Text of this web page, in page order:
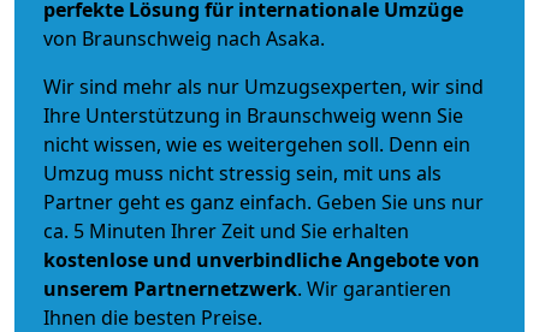
perfekte Lösung für internationale Umzüge
von Braunschweig nach Asaka.
Wir sind mehr als nur Umzugsexperten, wir sind
Ihre Unterstützung in Braunschweig wenn Sie
nicht wissen, wie es weitergehen soll. Denn ein
Umzug muss nicht stressig sein, mit uns als
Partner geht es ganz einfach. Geben Sie uns nur
ca. 5 Minuten Ihrer Zeit und Sie erhalten
kostenlose und unverbindlicheAngebote von
unserem Partnernetzwerk. Wir garantieren
Ihnen die besten Preise.